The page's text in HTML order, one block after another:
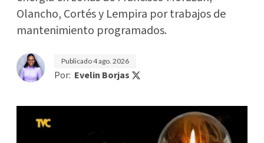
Olancho, Cortés y Lempira por trabajos de
mantenimiento programados.
Publicado4 ago. 2026
Por: Evelin Borjas